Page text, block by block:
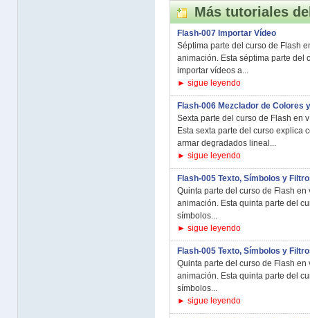
Más tutoriales
Flash-007 Importar Vídeo
Séptima parte del curso de Flash
animación. Esta séptima parte del
importar vídeos a...
► sigue leyendo
Flash-006 Mezclador de Colores
Sexta parte del curso de Flash en
Esta sexta parte del curso explica
armar degradados lineal...
► sigue leyendo
Flash-005 Texto, Símbolos y
Quinta parte del curso de Flash
animación. Esta quinta parte del
símbolos...
► sigue leyendo
Flash-005 Texto, Símbolos y
Quinta parte del curso de Flash
animación. Esta quinta parte del
símbolos...
► sigue leyendo